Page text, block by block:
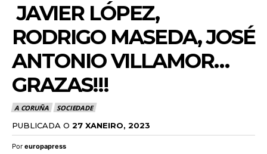
JAVIER LÓPEZ,
RODRIGO MASEDA, JOSÉ
ANTONIO VILLAMOR…
GRAZAS!!!
A CORUÑA SOCIEDADE
PUBLICADA O 27 XANEIRO, 2023
Por europapress